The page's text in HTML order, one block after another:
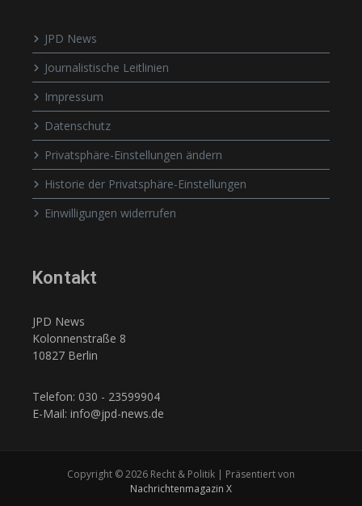
JPD News
Journalistische Leitlinien
Impressum
Datenschutz
Privatsphäre-Einstellungen ändern
Historie der Privatsphäre-Einstellungen
Einwilligungen widerrufen
Kontakt
JPD News
Kolonnenstraße 8
10827 Berlin
Telefon: 030 - 23599904
E-Mail: info@jpd-news.de
Copyright © 2026 Recht & Politik | Präsentiert von
Nachrichtenmagazin X